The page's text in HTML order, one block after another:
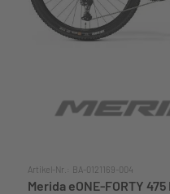
Artikel-Nr.: BA-0121169-004
Merida eONE-FORTY